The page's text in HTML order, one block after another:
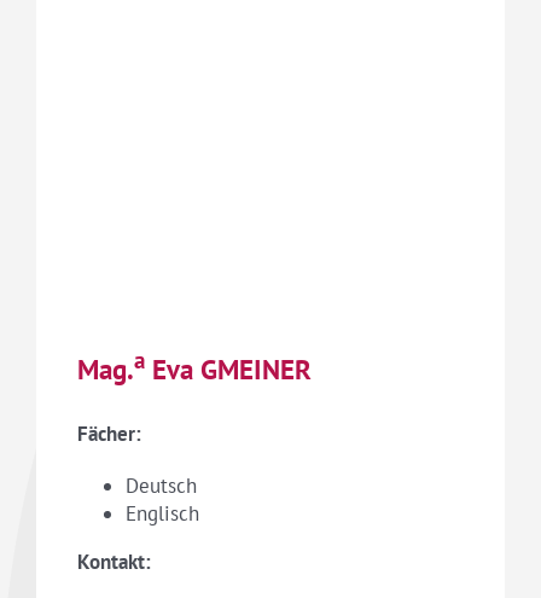
Mag.aEva GMEINER
Fächer:
Deutsch
Englisch
Kontakt: